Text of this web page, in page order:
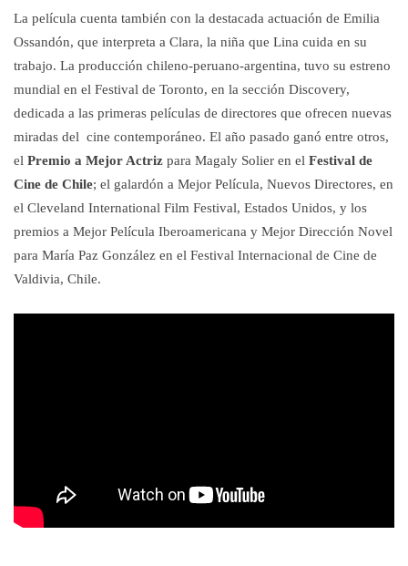
La película cuenta también con la destacada actuación de Emilia
Ossandón, que interpreta a Clara, la niña que Lina cuida en su
trabajo. La producción chileno-peruano-argentina, tuvo su estreno
mundial en el Festival de Toronto, en la sección Discovery,
dedicada a las primeras películas de directores que ofrecen nuevas
miradas del cine contemporáneo. El año pasado ganó entre otros,
el Premio a Mejor Actriz para Magaly Solier en el Festival de
Cine de Chile; el galardón a Mejor Película, Nuevos Directores, en
el Cleveland International Film Festival, Estados Unidos, y los
premios a Mejor Película Iberoamericana y Mejor Dirección Novel
para María Paz González en el Festival Internacional de Cine de
Valdivia, Chile.